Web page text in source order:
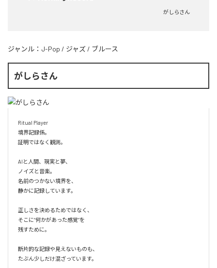
がしらさん
ジャンル： J-Pop / ジャズ / ブルース
がしらさん
Ritual Player
境界記録係。
証明ではなく観測。
AIと人間、現実と夢、
ノイズと音楽。
名前のつかない境界を、
静かに記録しています。
正しさを決めるためではなく、
そこに“何かがあった感覚”を
残すために。
断片的な記録や見えないものも、
たぶん少しだけ混ざっています。